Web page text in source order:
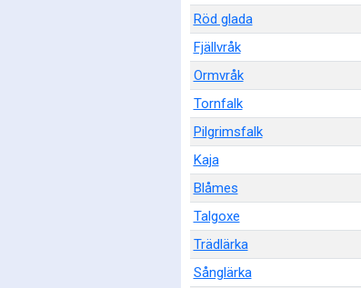
Röd glada
Fjällvråk
Ormvråk
Tornfalk
Pilgrimsfalk
Kaja
Blåmes
Talgoxe
Trädlärka
Sånglärka